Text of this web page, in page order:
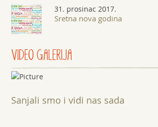
31. prosinac 2017.
Sretna nova godina
VIDEO GALERIJA
Sanjali smo i vidi nas sada